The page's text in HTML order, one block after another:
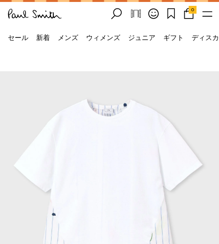
0
セール 新着 メンズ ウィメンズ ジュニア ギフト ディス